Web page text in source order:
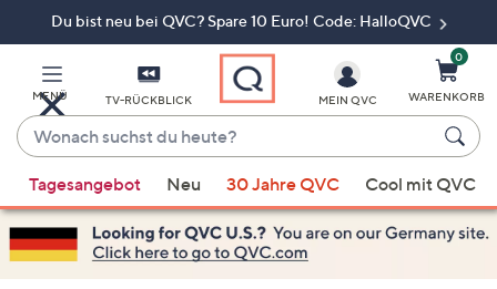
Du bist neu bei QVC? Spare 10 Euro! Code: HalloQVC
MENÜ TV-RÜCKBLICK
Wonach
suchst
du
heute?
Vorschläge
verfügbar
sind,
verwenden
MEIN QVC
0
WARENKORB
Tagesangebot Neu 30 Jahre QVC Cool mit QVC